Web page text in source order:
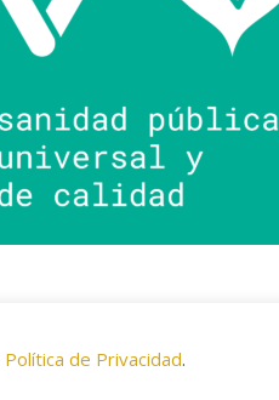
Política de Privacidad.